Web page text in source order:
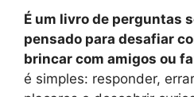
É um livro de perguntas
pensado para desafiar
brincar com amigos ou
é simples: responder,